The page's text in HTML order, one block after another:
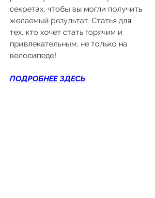
секретах, чтобы вы могли получить
желаемый результат. Статья для
тех, кто хочет стать горячим и
привлекательным, не только на
велосипеде!
ПОДРОБНЕЕ ЗДЕСЬ